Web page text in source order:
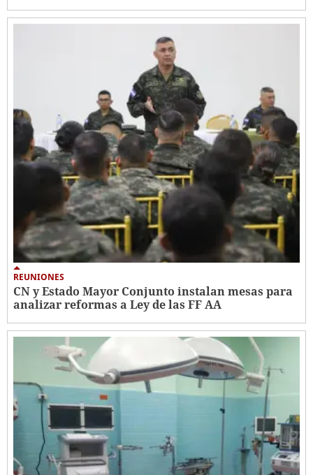
REUNIONES
CN y Estado Mayor Conjunto instalan mesas para
analizar reformas a Ley de las FF AA